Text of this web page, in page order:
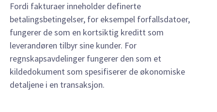
Fordi fakturaer inneholder definerte
betalingsbetingelser, for eksempel forfallsdatoer,
fungerer de som en kortsiktig kreditt som
leverandøren tilbyr sine kunder. For
regnskapsavdelinger fungerer den som et
kildedokument som spesifiserer de økonomiske
detaljene i en transaksjon.